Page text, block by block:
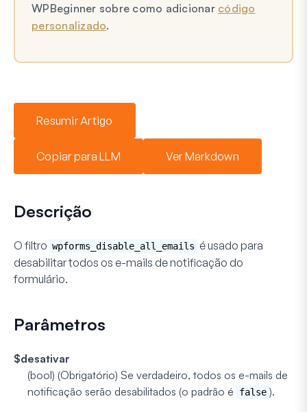
WPBeginner sobre como adicionar código
personalizado.
Resumir Artigo
Copiar para LLM Ver Markdown
Descrição
O filtro wpforms_disable_all_emails é usado para
desabilitar todos os e-mails de notificação do
formulário.
Parâmetros
$desativar
(bool) (Obrigatório) Se verdadeiro, todos os e-mails de
notificação serão desabilitados (o padrão é
false ).